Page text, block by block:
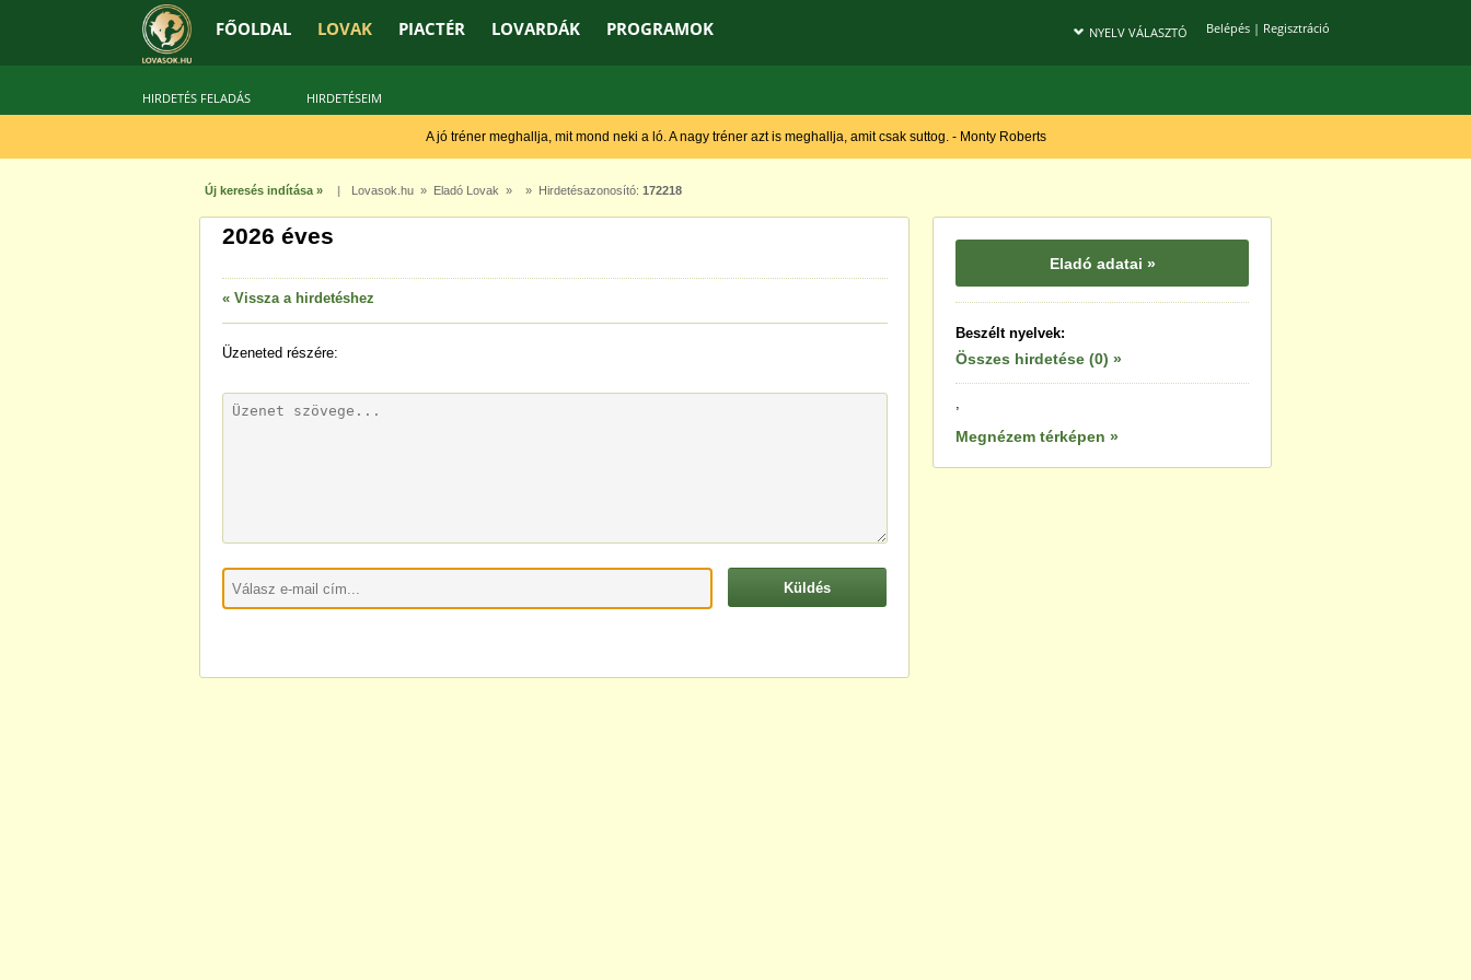
FŐOLDAL LOVAK PIACTÉR LOVARDÁK PROGRAMOK Belépés| Regisztráció
NYELV VÁLASZTÓ
HIRDETÉS FELADÁS HIRDETÉSEIM
A jó tréner meghallja, mit mond neki a ló. A nagy tréner azt is meghallja, amit csak suttog. - Monty Roberts
Új keresés indítása » | Lovasok.hu » Eladó Lovak » » Hirdetésazonosító: 172218
2026 éves
« Vissza a hirdetéshez
Üzeneted részére:
Eladó adatai »
Beszélt nyelvek:
Összes hirdetése (0) »
,
Megnézem térképen »